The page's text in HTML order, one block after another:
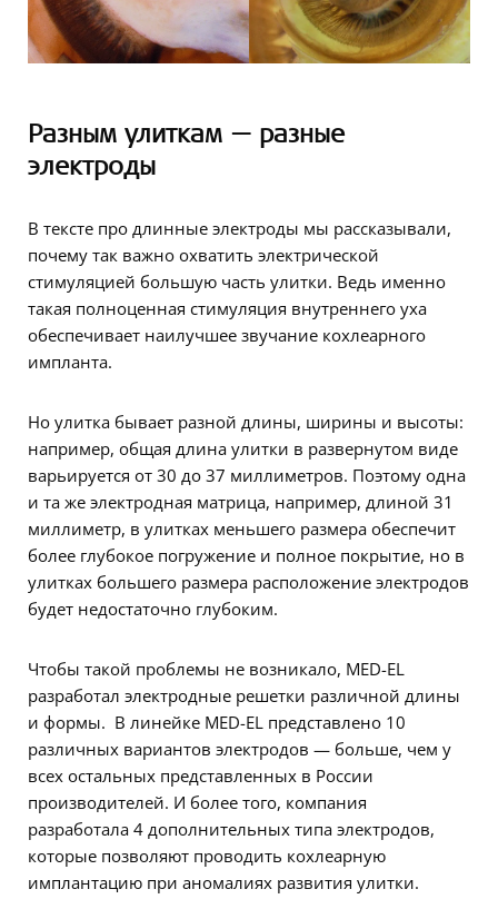
Разным улиткам — разные
электроды
В тексте про длинные электроды мы рассказывали,
почему так важно охватить электрической
стимуляцией большую часть улитки. Ведь именно
такая полноценная стимуляция внутреннего уха
обеспечивает наилучшее звучание кохлеарного
импланта.
Но улитка бывает разной длины, ширины и высоты:
например, общая длина улитки в развернутом виде
варьируется от 30 до 37 миллиметров. Поэтому одна
и та же электродная матрица, например, длиной 31
миллиметр, в улитках меньшего размера обеспечит
более глубокое погружение и полное покрытие, но в
улитках большего размера расположение электродов
будет недостаточно глубоким.
Чтобы такой проблемы не возникало, MED-EL
разработал электродные решетки различной длины
и формы. В линейке MED-EL представлено 10
различных вариантов электродов — больше, чем у
всех остальных представленных в России
производителей. И более того, компания
разработала 4 дополнительных типа электродов,
которые позволяют проводить кохлеарную
имплантацию при аномалиях развития улитки.